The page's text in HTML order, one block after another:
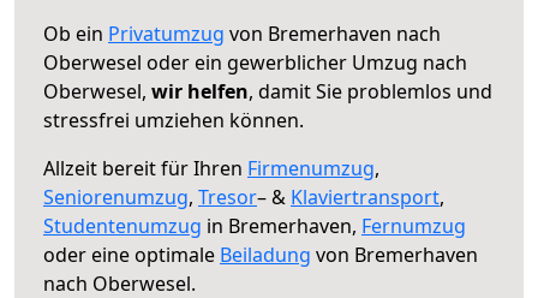
Ob ein Privatumzug von Bremerhaven nach
Oberwesel oder ein gewerblicher Umzug nach
Oberwesel, wir helfen, damit Sie problemlos und
stressfrei umziehen können.
Allzeit bereit für Ihren Firmenumzug,
Seniorenumzug, Tresor– & Klaviertransport,
Studentenumzug in Bremerhaven, Fernumzug
oder eine optimale Beiladung von Bremerhaven
nach Oberwesel.